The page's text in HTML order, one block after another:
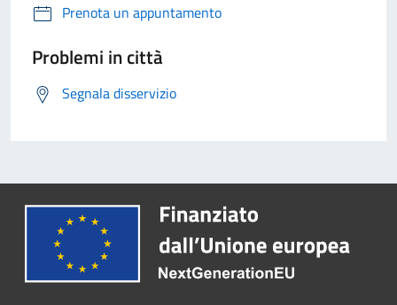
Prenota un appuntamento
Problemi in città
Segnala disservizio